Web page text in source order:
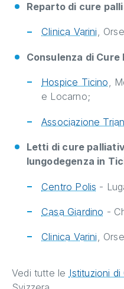
Reparto di cure
Clinica Varini,
Consulenza di
Hospice Ticino,
e Locarno;
Associazione
Letti di cure
lungodegenza in
Centro Polis -
Casa Giardino -
Clinica Varini,
Vedi tutte le Istituzioni